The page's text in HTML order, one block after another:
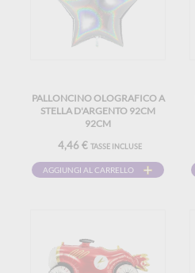
PALLONCINO OLOGRAFICO A
STELLA D'ARGENTO 92CM
92CM
4,46 € TASSE INCLUSE
AGGIUNGI AL CARRELLO